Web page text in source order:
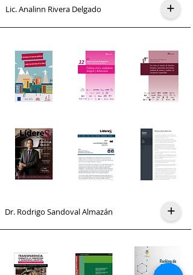
Lic. Analinn Rivera Delgado
Dr. Rodrigo Sandoval Almazán
+
+